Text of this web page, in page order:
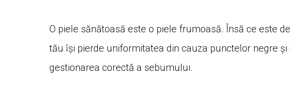
O piele sănătoasă este o piele frumoasă. Însă ce este
tău își pierde uniformitatea din cauza punctelor negre
gestionarea corectă a sebumului.